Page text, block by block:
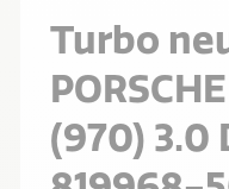
Turbo
(970) 3.0